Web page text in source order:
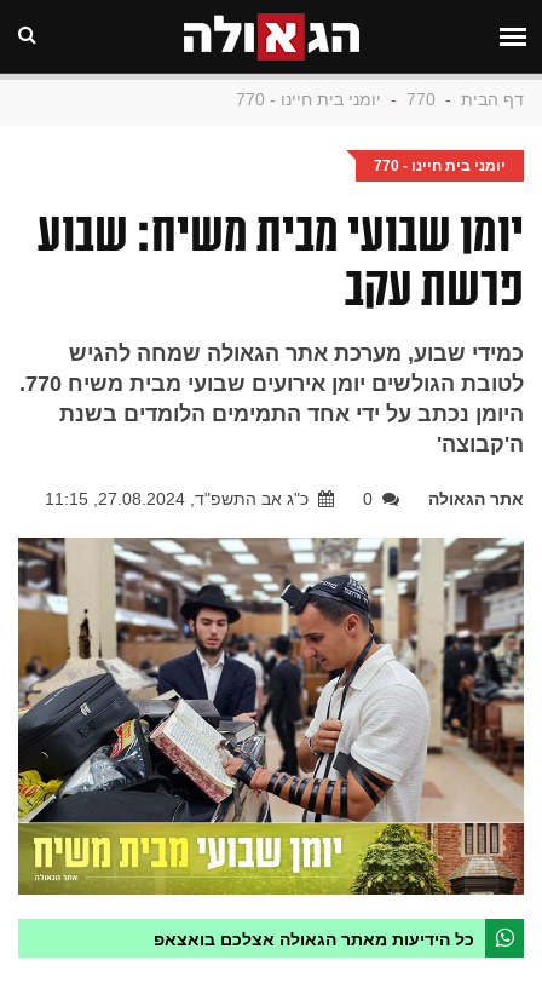
דף הבית -
770
- יומני בית חיינו - 770
יומני בית חיינו - 770
יומן שבועי מבית משיח: שבוע
פרשת עקב
כמידי שבוע, מערכת אתר הגאולה שמחה להגיש
לטובת הגולשים יומן אירועים שבועי מבית משיח 770.
היומן נכתב על ידי אחד התמימים הלומדים בשנת
ה'קבוצה'
אתר הגאולה 0 כ"ג אב התשפ"ד, 27.08.2024, 11:15
כל הידיעות מאתר הגאולה אצלכם בואצאפ